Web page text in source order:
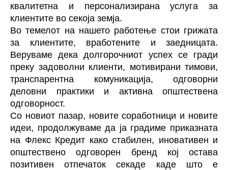
квалитетна и персонализирана услуга за
клиентите во секоја земја.
Во темелот на нашето работење стои грижата
за клиентите, вработените и заедницата.
Веруваме дека долгорочниот успех се гради
преку задоволни клиенти, мотивирани тимови,
транспарентна комуникација, одговорни
деловни практики и активна општествена
одговорност.
Со новиот пазар, новите соработници и новите
идеи, продолжуваме да ја градиме приказната
на Флекс Кредит како стабилен, иновативен и
општествено одговорен бренд кој остава
позитивен отпечаток секаде каде што е